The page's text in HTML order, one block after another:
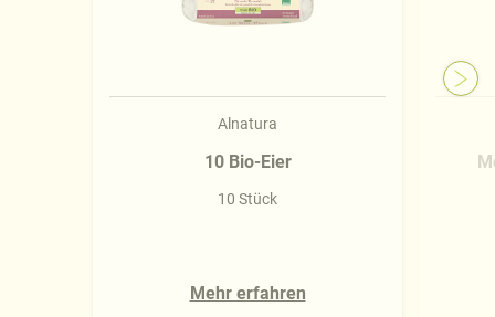
Alnatura
10 Bio-Eier
10 Stück
Mehr erfahren